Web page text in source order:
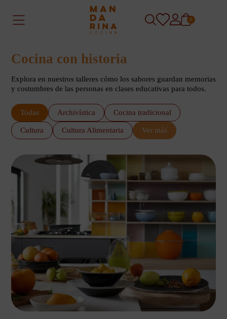
0
Cocina con historia
Explora en nuestros talleres cómo los sabores guardan memorias
y costumbres de las personas en clases educativas para todos.
Todas Archivística Cocina tradicional
Cultura Cultura Alimentaria Ver más